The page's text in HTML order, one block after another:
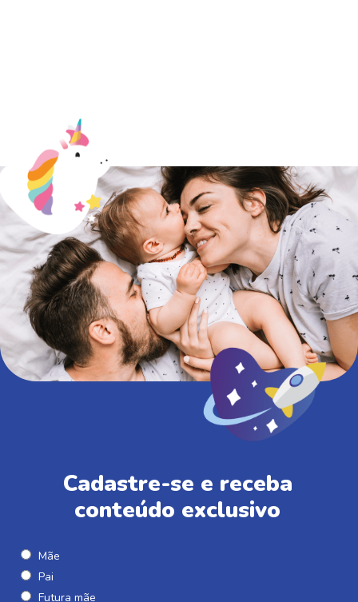
Cadastre-se e receba
conteúdo exclusivo
Mãe
Pai
Futura mãe